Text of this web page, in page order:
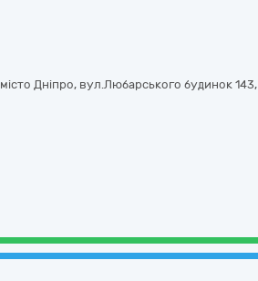
місто Дніпро, вул.Любарського будинок 143,